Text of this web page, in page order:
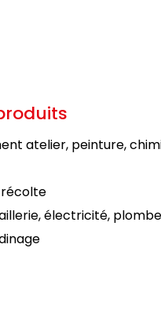
atelier, peinture,
électricité,